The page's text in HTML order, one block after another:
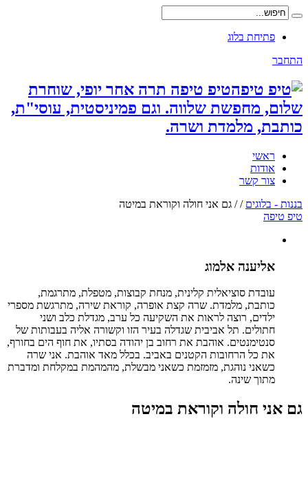
פתיחת בלוג
התחבר
טיפ טיפה תרה אחר יופי, שוחרת
שלום, מחפשת שלווה. וגם פמיניסטית, עוסי"ת,
כותבת, מלמדת ושרה.
ראשי
אודות
צור קשר
בננות - בלוגים /
/ גם אני חולה וקוראת במיטה
טיפ טיפה
אליענה אלמוג
עובדת סוציאלית קלינית, מנחת קבוצות, מטפלת, מתרגמת,
כותבת, מלמדת. שרה קצת אופרה, קוראת שירה, מתרגשת מספרי
ילדים, רוצה לראות את השקיעה כל ערב, מגדלת כלב ושני
חתולים. תל אביבית שגדלה בעיר הזו וקשורה אליה בעבותות של
סנטימנטים. אוהבת את רחוב בן יהודה בסתיו, את חוף הים בחורף,
את כל הרחובות הקטנים באביב. בכלל מאד אוהבת. אני שרה
כשאני נוהגת, מזמזמת כשאני מבשלת, מהמהמת במקלחת ומדברת
מתוך שינה.
גם אני חולה וקוראת במיטה